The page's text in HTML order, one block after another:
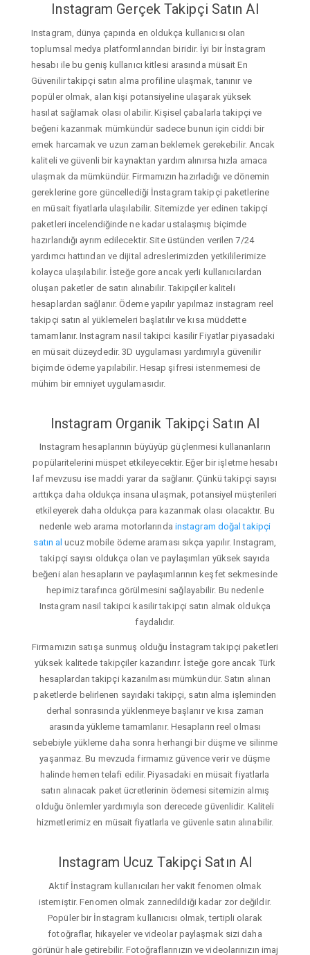
Instagram Gerçek Takipçi Satın Al
Instagram, dünya çapında en oldukça kullanıcısı olan
toplumsal medya platformlarından biridir. İyi bir İnstagram
hesabı ile bu geniş kullanıcı kitlesi arasında müsait En
Güvenilir takipçi satın alma profiline ulaşmak, tanınır ve
popüler olmak, alan kişi potansiyeline ulaşarak yüksek
hasılat sağlamak olası olabilir. Kişisel çabalarla takipçi ve
beğeni kazanmak mümkündür sadece bunun için ciddi bir
emek harcamak ve uzun zaman beklemek gerekebilir. Ancak
kaliteli ve güvenli bir kaynaktan yardım alınırsa hızla amaca
ulaşmak da mümkündür. Firmamızın hazırladığı ve dönemin
gereklerine gore güncellediği İnstagram takipçi paketlerine
en müsait fiyatlarla ulaşılabilir. Sitemizde yer edinen takipçi
paketleri incelendiğinde ne kadar ustalaşmış biçimde
hazırlandığı ayrım edilecektir. Site üstünden verilen 7/24
yardımcı hattından ve dijital adreslerimizden yetkililerimize
kolayca ulaşılabilir. İsteğe gore ancak yerli kullanıcılardan
oluşan paketler de satın alınabilir. Takipçiler kaliteli
hesaplardan sağlanır. Ödeme yapılır yapılmaz instagram reel
takipçi satın al yüklemeleri başlatılır ve kısa müddette
tamamlanır. Instagram nasil takipci kasilir Fiyatlar piyasadaki
en müsait düzeydedir. 3D uygulaması yardımıyla güvenilir
biçimde ödeme yapılabilir. Hesap şifresi istenmemesi de
mühim bir emniyet uygulamasıdır.
Instagram Organik Takipçi Satın Al
Instagram hesaplarının büyüyüp güçlenmesi kullananların
popülaritelerini müspet etkileyecektir. Eğer bir işletme hesabı
laf mevzusu ise maddi yarar da sağlanır. Çünkü takipçi sayısı
arttıkça daha oldukça insana ulaşmak, potansiyel müşterileri
etkileyerek daha oldukça para kazanmak olası olacaktır. Bu
nedenle web arama motorlarında instagram doğal takipçi
satın al ucuz mobile ödeme araması sıkça yapılır. Instagram,
takipçi sayısı oldukça olan ve paylaşımları yüksek sayıda
beğeni alan hesapların ve paylaşımlarının keşfet sekmesinde
hepimiz tarafınca görülmesini sağlayabilir. Bu nedenle
Instagram nasil takipci kasilir takipçi satın almak oldukça
faydalıdır.
Firmamızın satışa sunmuş olduğu İnstagram takipçi paketleri
yüksek kalitede takipçiler kazandırır. İsteğe gore ancak Türk
hesaplardan takipçi kazanılması mümkündür. Satın alınan
paketlerde belirlenen sayıdaki takipçi, satın alma işleminden
derhal sonrasında yüklenmeye başlanır ve kısa zaman
arasında yükleme tamamlanır. Hesapların reel olması
sebebiyle yükleme daha sonra herhangi bir düşme ve silinme
yaşanmaz. Bu mevzuda firmamız güvence verir ve düşme
halinde hemen telafi edilir. Piyasadaki en müsait fiyatlarla
satın alınacak paket ücretlerinin ödemesi sitemizin almış
olduğu önlemler yardımıyla son derecede güvenlidir. Kaliteli
hizmetlerimiz en müsait fiyatlarla ve güvenle satın alınabilir.
Instagram Ucuz Takipçi Satın Al
Aktif İnstagram kullanıcıları her vakit fenomen olmak
istemiştir. Fenomen olmak zannedildiği kadar zor değildir.
Popüler bir İnstagram kullanıcısı olmak, tertipli olarak
fotoğraflar, hikayeler ve videolar paylaşmak sizi daha
görünür hale getirebilir. Fotoğraflarınızın ve videolarınızın imaj